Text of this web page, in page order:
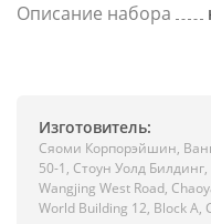
Описание набора
Изготовитель:
Сяоми Корпорэйшин,
50-1, Стоун Уолд
Wangjing West Road,
World Building 12, Block A,